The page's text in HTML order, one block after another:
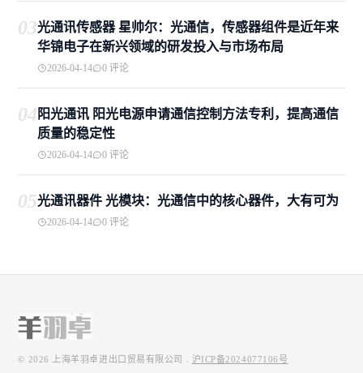
03光通讯传感器 星帅尔：光通信，传感器组件是近年来
华锦电子在新兴领域的研发投入与市场布局
2026-04-14 0 评论
04 阳光通讯 阳光电源申请通信控制方法专利，提高通信
质量的稳定性
2026-04-14 0 评论
05光通讯器件 光模块：光通信中的核心器件，大有可为
2026-04-14 0 评论
© 2026 上海羊羽卓进出口贸易有限公司 沪ICP备2024077106号